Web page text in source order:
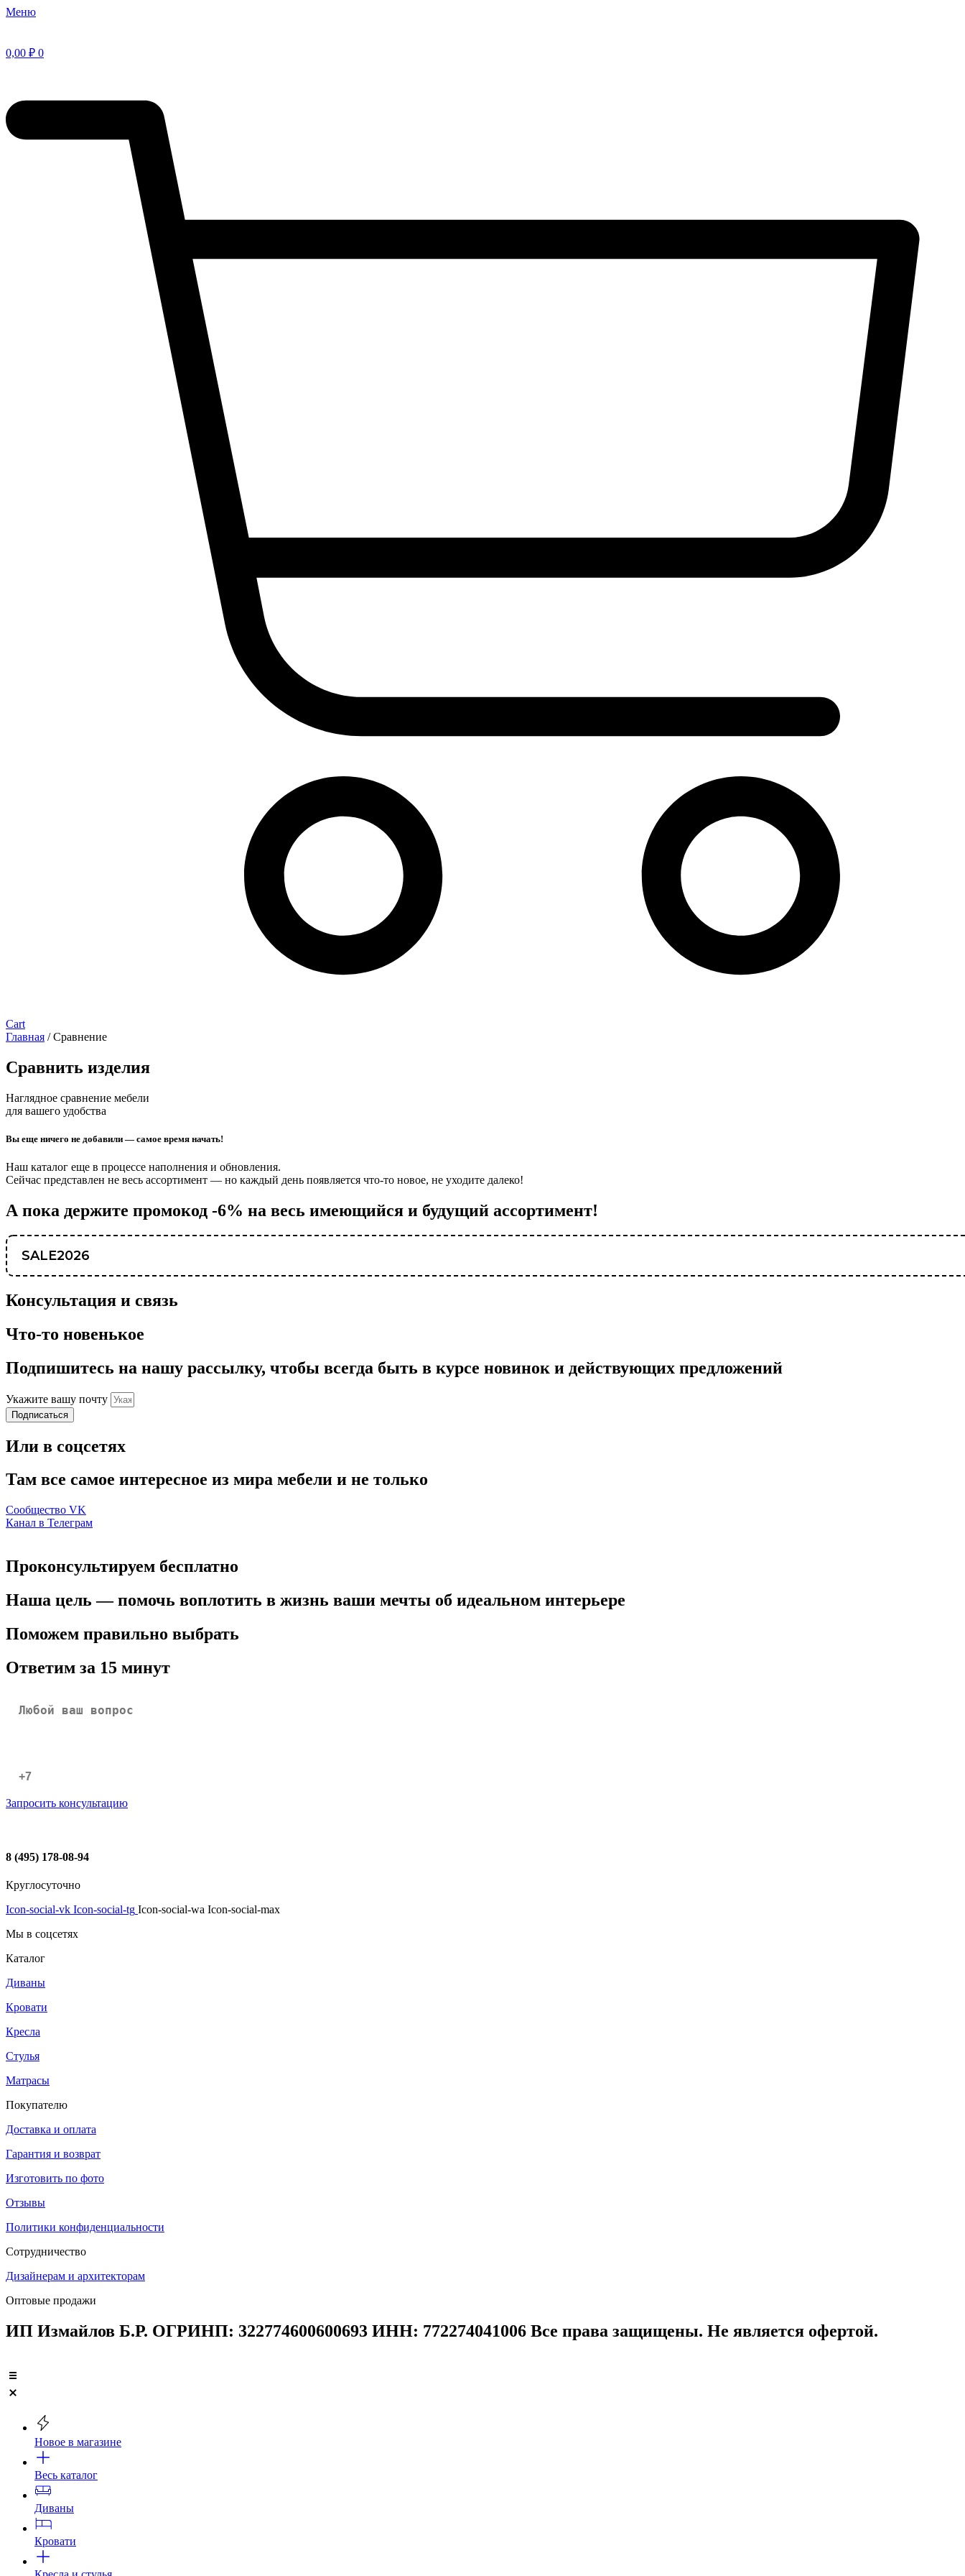
Меню
0,00 ₽ 0
Cart
Главная / Сравнение
Сравнить изделия
Наглядное сравнение мебели
для вашего удобства
Вы еще ничего не добавили — самое время начать!
Наш каталог еще в процессе наполнения и обновления.
Сейчас представлен не весь ассортимент — но каждый день появляется что-то новое, не уходите далеко!
А пока держите промокод -6% на весь имеющийся и будущий ассортимент!
SALE2026
Консультация и связь
Что-то новенькое
Подпишитесь на нашу рассылку, чтобы всегда быть в курсе новинок и действующих предложений
Укажите вашу почту
Подписаться
Или в соцсетях
Там все самое интересное из мира мебели и не только
Сообщество VK
Канал в Телеграм
Проконсультируем бесплатно
Наша цель — помочь воплотить в жизнь ваши мечты об идеальном интерьере
Поможем правильно выбрать
Ответим за 15 минут
Запросить консультацию
8 (495) 178-08-94
Круглосуточно
Icon-social-vk Icon-social-tg Icon-social-wa Icon-social-max
Мы в соцсетях
Каталог
Диваны
Кровати
Кресла
Стулья
Матрасы
Покупателю
Доставка и оплата
Гарантия и возврат
Изготовить по фото
Отзывы
Политики конфиденциальности
Сотрудничество
Дизайнерам и архитекторам
Оптовые продажи
ИП Измайлов Б.Р. ОГРИНП: 322774600600693 ИНН: 772274041006 Все права защищены. Не является офертой.
Новое в магазине
Весь каталог
Диваны
Кровати